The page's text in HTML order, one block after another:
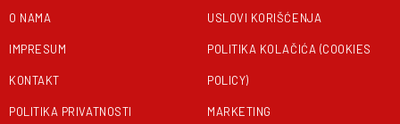
O NAMA
IMPRESUM
KONTAKT
POLITIKA PRIVATNOSTI
USLOVI KORIŠĆENJA
POLITIKA KOLAČIĆA (COOKIES
POLICY)
MARKETING